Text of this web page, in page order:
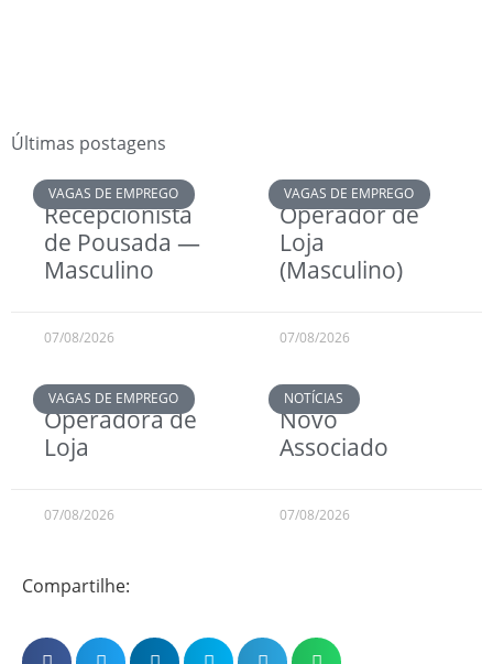
Últimas postagens
VAGAS DE EMPREGO
Recepcionista
de Pousada —
Masculino
07/08/2026
VAGAS DE EMPREGO
Operador de
Loja
(Masculino)
07/08/2026
VAGAS DE EMPREGO
Operadora de
Loja
07/08/2026
NOTÍCIAS
Novo
Associado
07/08/2026
Compartilhe: